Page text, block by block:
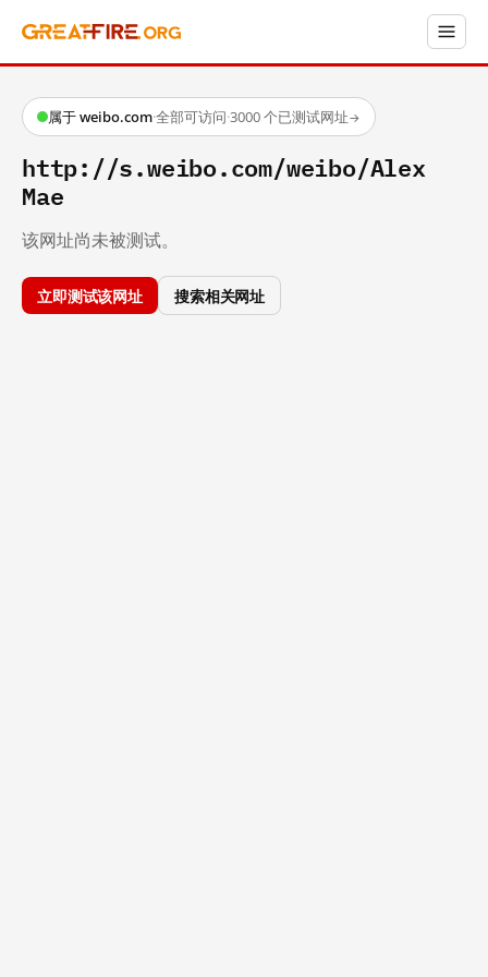
属于 weibo.com·全部可访问·3000 个已测试网址→
http://s.weibo.com/weibo/Alex
Mae
该网址尚未被测试。
立即测试该网址 搜索相关网址